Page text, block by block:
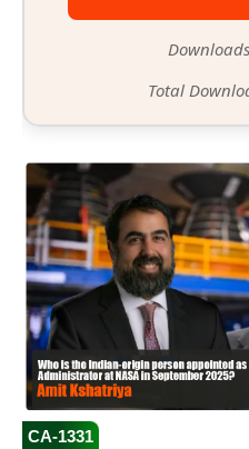
Total
CA-1331